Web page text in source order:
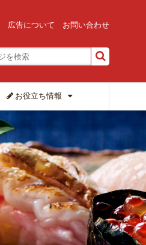
広告について お問い合わせ
お役立ち情報